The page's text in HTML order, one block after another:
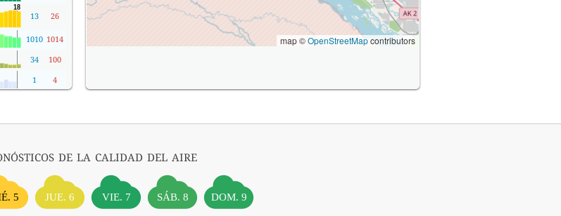
13 26
1010 1014
34
100
1 4
map ©OpenStreetMapcontributors
de la calidad del aire
5 JUE. 6 VIE. 7 SÁB. 8 DOM. 9